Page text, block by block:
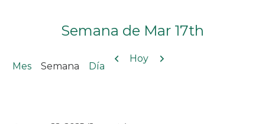
Semana de Mar 17th
Mes Semana Día
Anterior
Hoy Siguiente